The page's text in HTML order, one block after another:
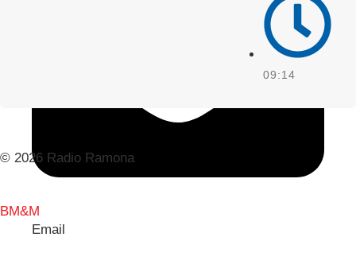
Email
09:14
© 2026 Radio Ramona
BM&M